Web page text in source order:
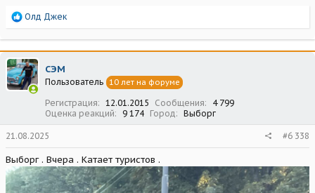
Р
а
к
ц
и
и
Олд Джек
СЭМ
Пользователь 10 лет на форуме
Регистрация 12.01.2015 Сообщения
4 799
Оценка реакций
9 174 Город Выборг
21.08.2025 #6 338
Выборг . Вчера . Катает туристов .